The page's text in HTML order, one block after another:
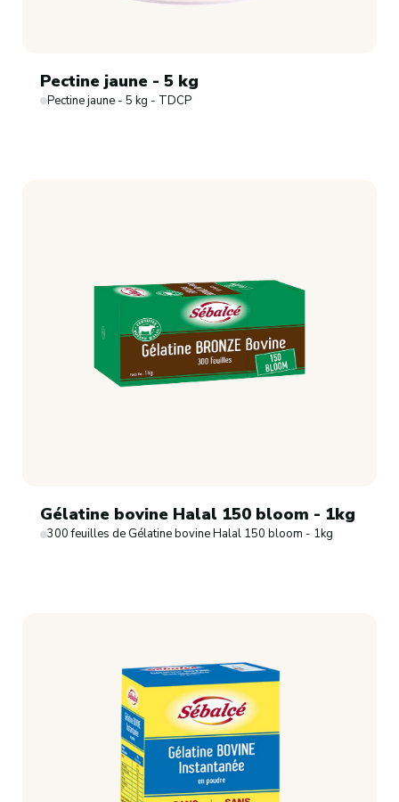
Pectine jaune - 5 kg
Pectine jaune - 5 kg - TDCP
Gélatine bovine Halal 150 bloom - 1kg
300 feuilles de Gélatine bovine Halal 150 bloom - 1kg